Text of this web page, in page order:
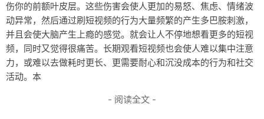
伤你的前额叶皮层。这些伤害会使人更加的易怒、焦虑、情绪波
动异常，然后通过刷短视频的行为大量频繁的产生多巴胺刺激，
并且会使大脑产生上瘾的感觉。就会让人不停地想看更多的短视
频，同时又觉得很痛苦。长期观看短视频也会使人难以集中注意
力，或难以去做耗时更长、更需要耐心和沉没成本的行为和社交
活动。本
- 阅读全文 -